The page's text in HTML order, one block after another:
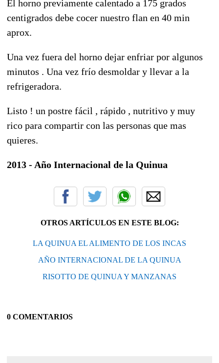
El horno previamente calentado a 175 grados
centigrados debe cocer nuestro flan en 40 min
aprox.
Una vez fuera del horno dejar enfriar por algunos
minutos . Una vez frío desmoldar y llevar a la
refrigeradora.
Listo ! un postre fácil , rápido , nutritivo y muy
rico para compartir con las personas que mas
quieres.
2013 - Año Internacional de la Quinua
OTROS ARTÍCULOS EN ESTE BLOG:
LA QUINUA EL ALIMENTO DE LOS INCAS
AÑO INTERNACIONAL DE LA QUINUA
RISOTTO DE QUINUA Y MANZANAS
0 COMENTARIOS